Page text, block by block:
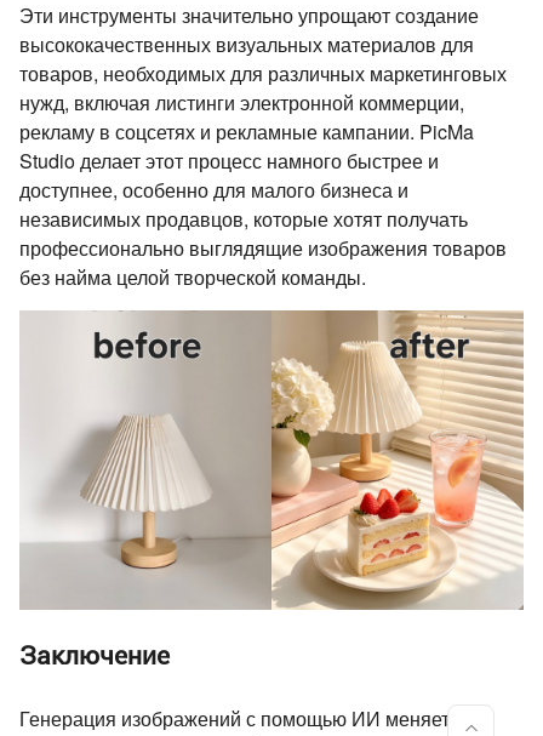
Эти инструменты значительно упрощают создание
высококачественных визуальных материалов для
товаров, необходимых для различных маркетинговых
нужд, включая листинги электронной коммерции,
рекламу в соцсетях и рекламные кампании. PicMa
Studio делает этот процесс намного быстрее и
доступнее, особенно для малого бизнеса и
независимых продавцов, которые хотят получать
профессионально выглядящие изображения товаров
без найма целой творческой команды.
Заключение
Генерация изображений с помощью ИИ меняет